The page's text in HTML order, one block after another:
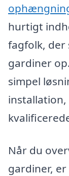
hurtigt
fagfolk, der
gardiner
simpel
Når du
gardiner,